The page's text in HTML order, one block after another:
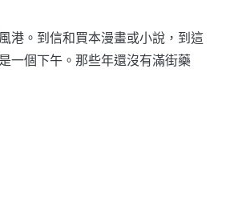
港。到信和買本漫畫或小說，到這
一個下午。那些年還沒有滿街藥